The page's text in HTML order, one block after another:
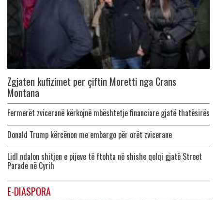
Zgjaten kufizimet per çiftin Moretti nga Crans
Montana
Fermerët zviceranë kërkojnë mbështetje financiare gjatë thatësirës
Donald Trump kërcënon me embargo për orët zvicerane
Lidl ndalon shitjen e pijeve të ftohta në shishe qelqi gjatë Street
Parade në Cyrih
E-DIASPORA